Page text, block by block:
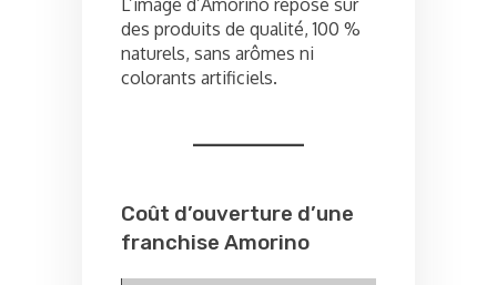
des produits de qualité, 100 %
naturels, sans arômes ni
colorants artificiels.
Coût d’ouverture d’une
franchise Amorino